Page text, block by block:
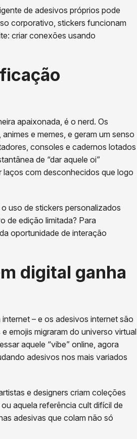
de adesivos próprios pode
corporativo, stickers funcionam
criar conexões usando
apaixonada, é o nerd. Os
e memes, e geram um senso
consoles e cadernos lotados
de “dar aquele oi”
laços com desconhecidos que logo
uso de stickers personalizados
de edição limitada? Para
oportunidade de interação
digital ganha
– e os adesivos internet são
emojis migraram do universo virtual
aquele “vibe” online, agora
adesivos nos mais variados
e designers criam coleções
aquela referência cult difícil de
adesivas que colam não só